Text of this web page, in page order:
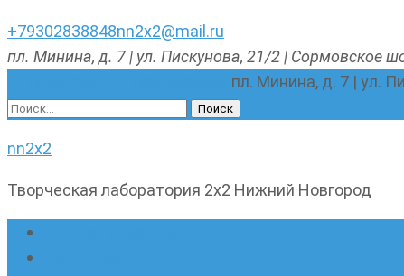
+79302838848nn2x2@mail.ru
пл. Минина, д. 7 | ул. Пискунова, 21/2 | Сормовское
пл. Минина, д. 7 | ул.
Найти:
nn2x2
Творческая лаборатория 2х2 Нижний Новгород